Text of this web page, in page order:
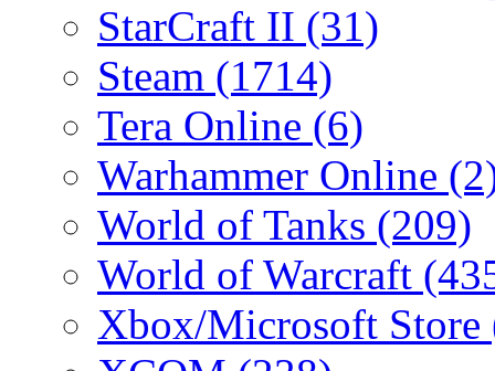
StarCraft II (31)
Steam (1714)
Tera Online (6)
Warhammer Online
World of Tanks (209)
World of Warcraft
Xbox/Microsoft Store